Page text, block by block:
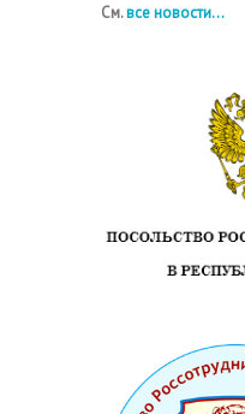
См.все новости...